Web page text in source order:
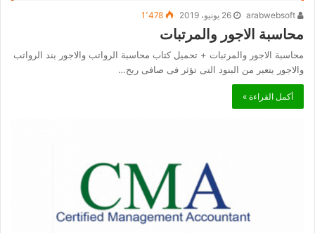
26 يونيو، 2019 1٬478
محاسبة الاجور والمرتبات
محاسبة الاجور والمرتبات + تحميل كتاب محاسبة الرواتب والاجور بند الرواتب
والاجور يتعبر من البنود التى تؤثر فى صافى ربح…
أكمل القراءة »